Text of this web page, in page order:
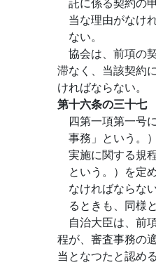
当な理由がなけ
ない。
協会は、前項の
滞なく、当該契約
ければならない。
第十六条の三十七
四第一項第一号
事務」という。
実施に関する規
という。）を定
なければならな
るときも、同様
自治大臣は、前
程が、審査事務の
当となつたと認め